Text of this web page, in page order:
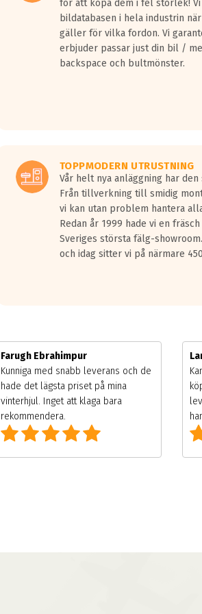
för att köpa dem i fel storlek!
bildatabasen i hela industrin
gäller för vilka fordon. Vi
erbjuder passar just din bil /
backspace och bultmönster.
TOPPMODERN UTRUSTNING
Vår helt nya anläggning har
Från tillverkning till smidig
vi kan utan problem hantera
Redan år 1999 hade vi en
Sveriges största fälg-
och idag sitter vi på närmare
Farugh Ebrahimpur
Kunniga med snabb leverans och de
hade det lägsta priset på mina
vinterhjul. Inget att klaga bara
rekommendera.